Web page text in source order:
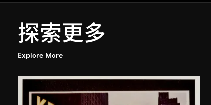
探索更多
Explore More